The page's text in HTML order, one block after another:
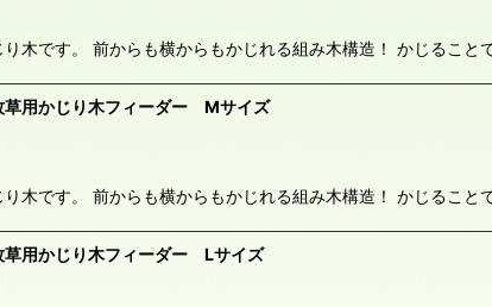
木です。 前からも横からもかじれる組み木構造！ かじること
草用かじり木フィーダー Mサイズ
木です。 前からも横からもかじれる組み木構造！ かじること
草用かじり木フィーダー Lサイズ